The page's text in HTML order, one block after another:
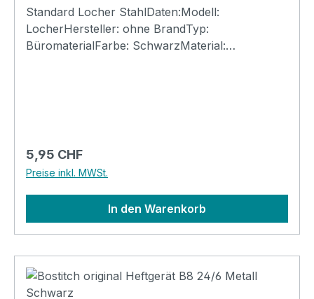
Standard Locher StahlDaten:Modell:
LocherHersteller: ohne BrandTyp:
BüromaterialFarbe: SchwarzMaterial:
Regulärer Preis:
5,95 CHF
Preise inkl. MWSt.
In den Warenkorb